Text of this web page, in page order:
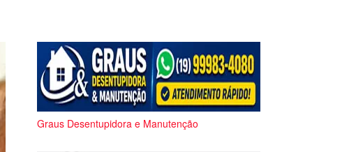
Graus Desentupidora e Manutenção